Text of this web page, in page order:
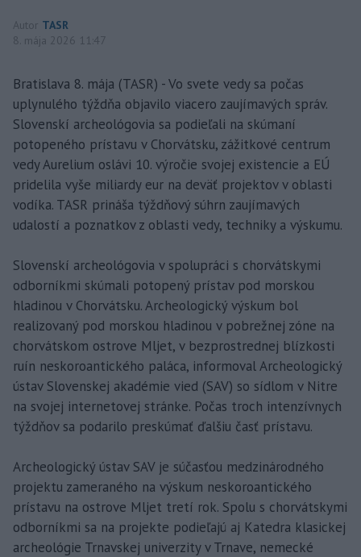
Autor TASR
8. mája 2026 11:47
Bratislava 8. mája (TASR) - Vo svete vedy sa počas
uplynulého týždňa objavilo viacero zaujímavých správ.
Slovenskí archeológovia sa podieľali na skúmaní
potopeného prístavu v Chorvátsku, zážitkové centrum
vedy Aurelium oslávi 10. výročie svojej existencie a EÚ
pridelila vyše miliardy eur na deväť projektov v oblasti
vodíka. TASR prináša týždňový súhrn zaujímavých
udalostí a poznatkov z oblasti vedy, techniky a výskumu.
Slovenskí archeológovia v spolupráci s chorvátskymi
odborníkmi skúmali potopený prístav pod morskou
hladinou v Chorvátsku. Archeologický výskum bol
realizovaný pod morskou hladinou v pobrežnej zóne na
chorvátskom ostrove Mljet, v bezprostrednej blízkosti
ruín neskoroantického paláca, informoval Archeologický
ústav Slovenskej akadémie vied (SAV) so sídlom v Nitre
na svojej internetovej stránke. Počas troch intenzívnych
týždňov sa podarilo preskúmať ďalšiu časť prístavu.
Archeologický ústav SAV je súčasťou medzinárodného
projektu zameraného na výskum neskoroantického
prístavu na ostrove Mljet tretí rok. Spolu s chorvátskymi
odborníkmi sa na projekte podieľajú aj Katedra klasickej
archeológie Trnavskej univerzity v Trnave, nemecké